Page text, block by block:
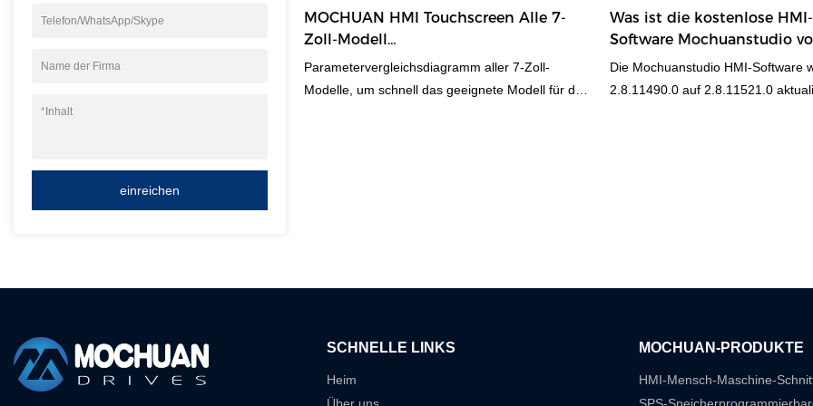
Telefon/WhatsApp/Skype
Name der Firma
* Inhalt
einreichen
Warum also nicht versuchen.
abschließen. Es erfordert also, die
Skript zu schreiben. Zur
MOCHUAN HMI Touchscreen Alle 7-
Zoll-Modell
Parametervergleichsdiagramm
Parametervergleichsdiagramm aller 7-Zoll-
Modelle, um schnell das geeignete Modell für das
Was ist die kostenlose
Software Mochuanstudio
MOCHUAN? | MOCHUAN
Die Mochuanstudio HMI-Software
2.8.11490.0 auf 2.8.11521.0
SCHNELLE LINKS
Heim
MOCHUAN-PRODUKTE
HMI-Mensch-Maschine-